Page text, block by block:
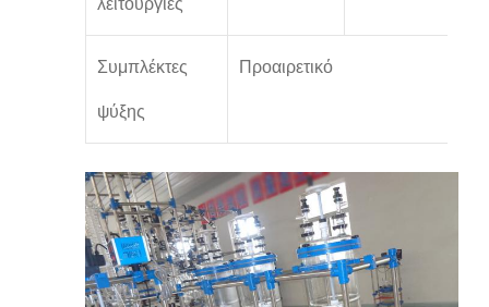
λειτουργίες
Συμπλέκτες
ψύξης
Προαιρετικό